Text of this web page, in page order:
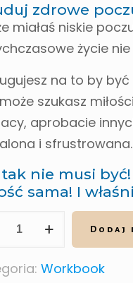
zdrowe
miałaś niskie
życie
na to by
szukasz
aprobacie
i sfrustrowana.
nie musi
sama! I
Dodaj
Workbook